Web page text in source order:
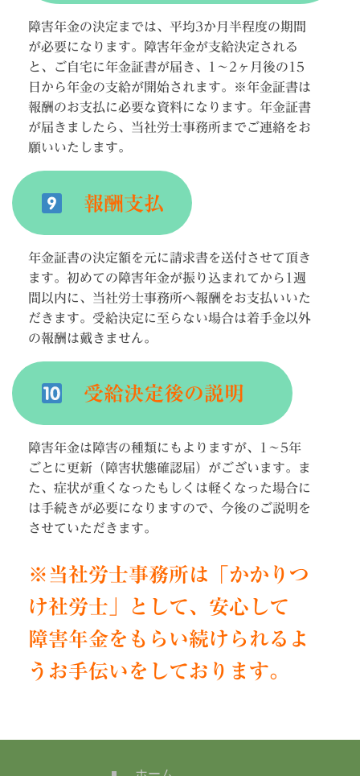
障害年金の決定までは、平均3か月半程度の期間
が必要になります。障害年金が支給決定される
と、ご自宅に年金証書が届き、1～2ヶ月後の15
日から年金の支給が開始されます。※年金証書は
報酬のお支払に必要な資料になります。年金証書
が届きましたら、当社労士事務所までご連絡をお
願いいたします。
報酬支払
年金証書の決定額を元に請求書を送付させて頂き
ます。初めての障害年金が振り込まれてから1週
間以内に、当社労士事務所へ報酬をお支払いいた
だきます。受給決定に至らない場合は着手金以外
の報酬は戴きません。
受給決定後の説明
障害年金は障害の種類にもよりますが、1～5年
ごとに更新（障害状態確認届）がございます。ま
た、症状が重くなったもしくは軽くなった場合に
は手続きが必要になりますので、今後のご説明を
させていただきます。
※当社労士事務所は「かかりつ
け社労士」として、安心して
障害年金をもらい続けられるよ
うお手伝いをしております。